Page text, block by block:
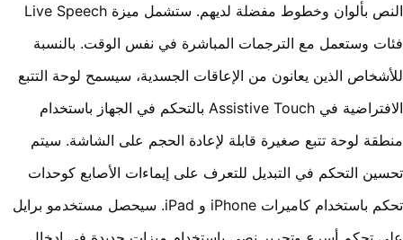
النص بألوان وخطوط مفضلة لديهم. ستشمل ميزة Live Speech
وستعمل مع الترجمات المباشرة في نفس الوقت. بالنسبة
الذين يعانون من الإعاقات الجسدية، سيسمح لوحة التتبع
الافتراضية في Assistive Touch بالتحكم في الجهاز باستخدام
لوحة تتبع صغيرة قابلة لإعادة الحجم على الشاشة. سيتم
التحكم في التبديل للتعرف على إيماءات الأصابع كوحدات
تحكم باستخدام كاميرات iPhone و iPad. سيحصل مستخدمو برايل